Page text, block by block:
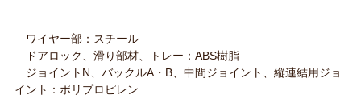
ワイヤー部：スチール
ドアロック、滑り部材、トレー：ABS樹脂
ジョイントN、バックルA・B、中間ジョイント、縦連結用ジョ
イント：ポリプロピレン